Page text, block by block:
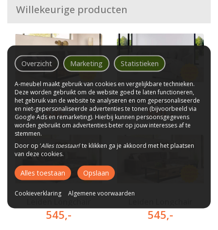
Willekeurige producten
Leiden Longchair
545,-
Almere Ottomaan
880,-
545,- 545,-
Overzicht Marketing Statistieken
A-meubel maakt gebruik van cookies en vergelijkbare technieken.
Deze worden gebruikt om de website goed te laten functioneren,
het gebruik van de website te analyseren en om gepersonaliseerde
en niet-gepersonaliseerde advertenties te tonen (bijvoorbeeld via
Google Ads en remarketing). Hierbij kunnen persoonsgegevens
worden gebruikt om advertenties beter op jouw interesses af te
stemmen.
Door op ‘Alles toestaan’ te klikken ga je akkoord met het plaatsen
van deze cookies.
Alles toestaan Opslaan
Cookieverklaring Algemene voorwaarden